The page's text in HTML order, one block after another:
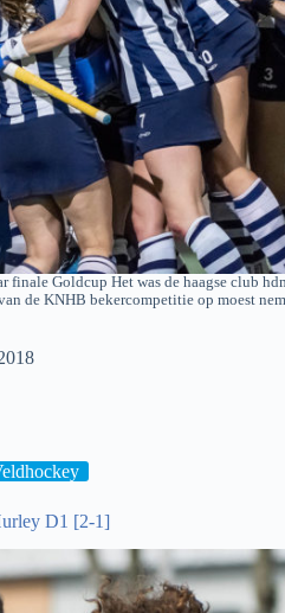
finale Goldcup Het was de haagse club
de KNHB bekercompetitie op moest
D1 [2-1]